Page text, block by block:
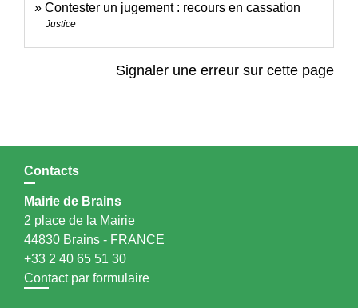
Contester un jugement : recours en cassation
Justice
Signaler une erreur sur cette page
Contacts
Mairie de Brains
2 place de la Mairie
44830 Brains - FRANCE
+33 2 40 65 51 30
Contact par formulaire